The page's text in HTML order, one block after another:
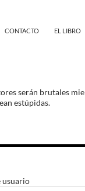
CONTACTO EL LIBRO
serán brutales
estúpidas.
usuario